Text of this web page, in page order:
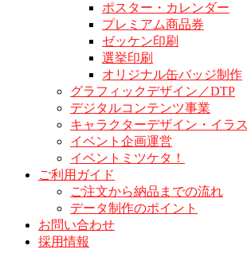
ポスター・カレンダー
プレミアム商品券
ゼッケン印刷
選挙印刷
オリジナル缶バッジ制作
グラフィックデザイン／DTP
デジタルコンテンツ事業
キャラクターデザイン・イラ
イベント企画運営
イベントミツケタ！
ご利用ガイド
ご注文から納品までの流れ
データ制作のポイント
お問い合わせ
採用情報